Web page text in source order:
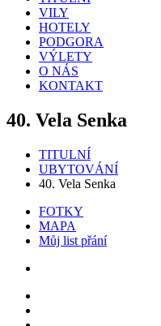
VILY
HOTELY
PODGORA
VÝLETY
O NÁS
KONTAKT
40. Vela Senka
TITULNÍ
UBYTOVÁNÍ
40. Vela Senka
FOTKY
MAPA
Můj list přání